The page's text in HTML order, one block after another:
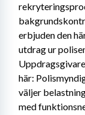
erbjuden den
utdrag ur
här:
väljer
med